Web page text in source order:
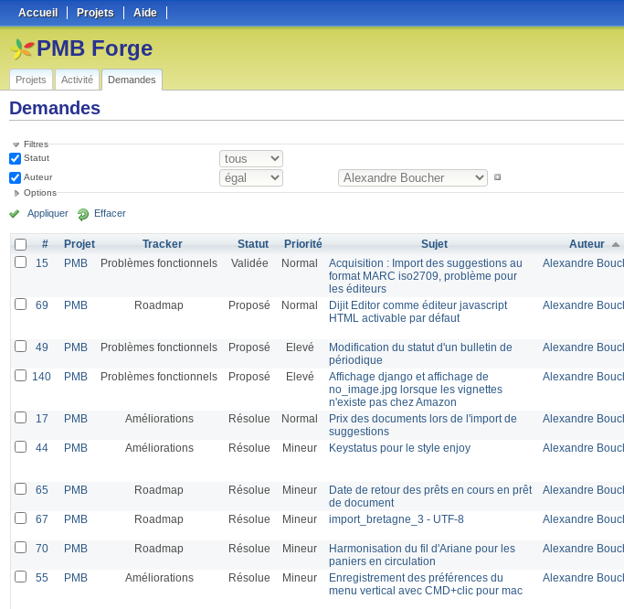
Accueil Projets Aide
PMB Forge
Projets Activité Demandes
Demandes
Filtres
Statut
Auteur
Options
Appliquer Effacer
# Projet Tracker Statut Priorité Sujet Auteur
15
PMB Problèmes fonctionnels Validée Normal
Acquisition : Import des suggestions au
format MARC iso2709, problème pour
les éditeurs
Alexandre
69 PMB Roadmap Proposé Normal
Dijit Editor comme éditeur javascript
HTML activable par défaut
Alexandre
49 PMB Problèmes fonctionnels Proposé Elevé
Modification du statut d'un bulletin de
périodique
Alexandre
140 PMB Problèmes fonctionnels Proposé Elevé
Affichage django et affichage de
no_image.jpg lorsque les vignettes
n'existe pas chez Amazon
Alexandre
17 PMB Améliorations Résolue Normal
Prix des documents lors de l'import de
suggestions
Alexandre
44 PMB Améliorations Résolue Mineur Keystatus pour le style enjoy Alexandre
65 PMB Roadmap Résolue Mineur
Date de retour des prêts en cours en prêt
de document
Alexandre
67 PMB Roadmap Résolue Mineur import_bretagne_3 - UTF-8 Alexandre
70 PMB Roadmap Résolue Mineur
Harmonisation du fil d'Ariane pour les
paniers en circulation
Alexandre
55 PMB Améliorations Résolue Mineur
Enregistrement des préférences du
menu vertical avec CMD+clic pour mac
Alexandre